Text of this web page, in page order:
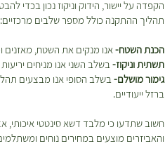
הקפדה על יישור, הידוק וניקוז נכון בכדי
תהליך ההתקנה כולל מספר שלבים מרכזיים:
הכנת השטח-אנו מנקים את השטח, מאזנים
תשתית וניקוז-בשלב השני אנו מניחים
גימור מושלם-בשלב הסופי אנו מבצעים
ברזל ייעודיים.
חשוב שתדעו כי מלבד דשא סינטטי
והאביזרים מוצעים במחירים נוחים